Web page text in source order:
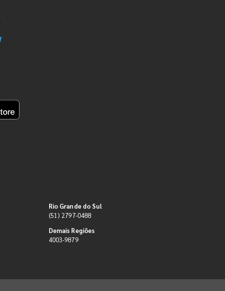
Rio Grande do Sul
(51) 2797-0488
Demais Regiões
4003-9879